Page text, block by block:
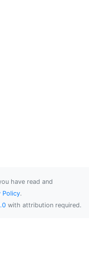
have read and
Policy.
with attribution required.